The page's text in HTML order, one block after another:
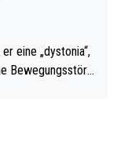
eine „dystonia“,
Bewegungsstöru